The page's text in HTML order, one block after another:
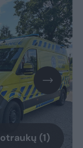
(1)